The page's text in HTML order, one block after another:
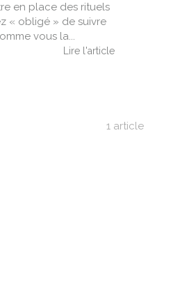
en place des rituels
« obligé » de suivre
vous la...
Lire l'article
1 article